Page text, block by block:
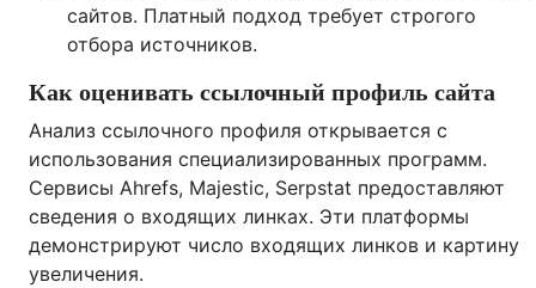
сайтов. Платный подход требует строгого
отбора источников.
Как оценивать ссылочный профиль сайта
Анализ ссылочного профиля открывается с
использования специализированных программ.
Сервисы Ahrefs, Majestic, Serpstat предоставляют
сведения о входящих линках. Эти платформы
демонстрируют число входящих линков и картину
увеличения.